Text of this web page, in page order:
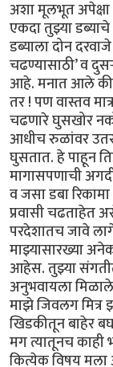
अशा मूलभूत अपेक्षा
एकदा तुझ्या
डब्याला दोन
चढण्यासाठी’ व
आहे. मनात आले की
तर ! पण वास्तव
चढणारे घुसखोर
आधीच रुळांवर
घुसतात. हे पाहून
मागासपणाची
व जसा डबा
प्रवासी चढताहेत
परदेशातच जावे
माझ्यासारख्या
आहेस. तुझ्या
अनुभवायला
माझे जिवलग
खिडकीतून बाहेर
मग त्यातूनच काही
कित्येक विषय